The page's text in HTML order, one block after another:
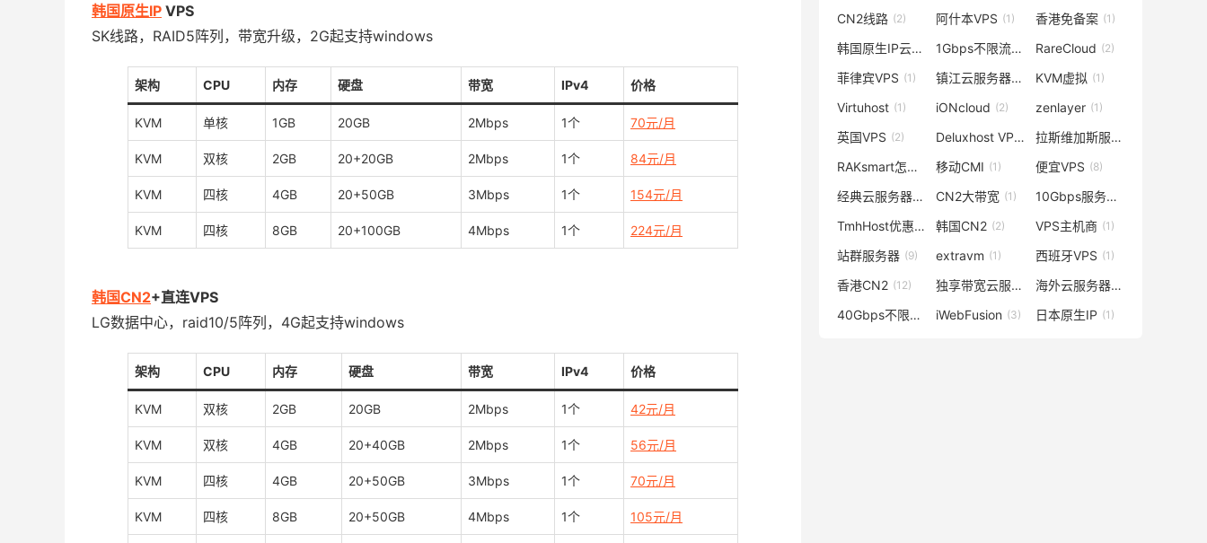
韩国原生IP VPS
SK线路，RAID5阵列，带宽升级，2G起支持windows
架构 CPU 内存 硬盘 带宽 IPv4 价格
KVM 单核 1GB 20GB 2Mbps 1个 70元/月
KVM 双核 2GB 20+20GB 2Mbps 1个 84元/月
KVM 四核 4GB 20+50GB 3Mbps 1个 154元/月
KVM 四核 8GB 20+100GB 4Mbps 1个 224元/月
韩国CN2+直连VPS
LG数据中心，raid10/5阵列，4G起支持windows
架构 CPU 内存 硬盘 带宽 IPv4 价格
KVM 双核 2GB 20GB 2Mbps 1个 42元/月
KVM 双核 4GB 20+40GB 2Mbps 1个 56元/月
KVM 四核 4GB 20+50GB 3Mbps 1个 70元/月
KVM 四核 8GB 20+50GB 4Mbps 1个 105元/月
CN2线路 (2) 阿什本VPS (1) 香港免备案 (1)
韩国原生IP云服务器 (1) 1Gbps不限流量 (4)
RareCloud (2)
菲律宾VPS (1) 镇江云服务器
(1) KVM虚拟 (1)
Virtuhost (1) iONcloud (2) zenlayer (1)
英国VPS (2) Deluxhost VPS (1) 拉斯维加斯服务器
RAKsmart怎么样 (4)
移动CMI (1) 便宜VPS (8)
经典云服务器
(1) CN2大带宽 (1) 10Gbps服务器
TmhHost优惠码 (1)
韩国CN2 (2) VPS主机商 (1)
站群服务器 (9) extravm (1) 西班牙VPS (1)
香港CN2 (12) 独享带宽云服务器 (1) 海外云服务器
(1)
40Gbps不限流量 (1)
iWebFusion (3) 日本原生IP (1)